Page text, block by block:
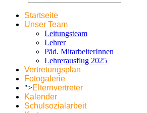
Startseite
Unser Team
Leitungsteam
Lehrer
Päd. MitarbeiterInnen
Lehrerausflug 2025
Vertretungsplan
Fotogalerie
">Elternvertreter
Kalender
Schulsozialarbeit